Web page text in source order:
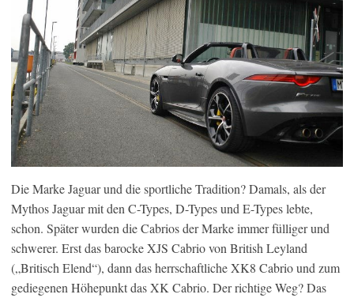
Die Marke Jaguar und die sportliche Tradition? Damals, als der
Mythos Jaguar mit den C-Types, D-Types und E-Types lebte,
schon. Später wurden die Cabrios der Marke immer fülliger und
schwerer. Erst das barocke XJS Cabrio von British Leyland
(„Britisch Elend“), dann das herrschaftliche XK8 Cabrio und zum
gediegenen Höhepunkt das XK Cabrio. Der richtige Weg? Das